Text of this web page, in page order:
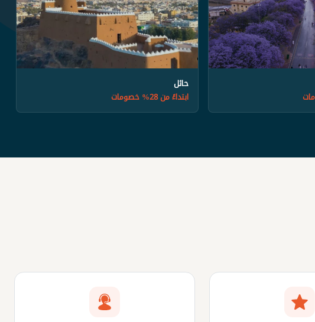
حائل
ابتداءً من 28% خصومات